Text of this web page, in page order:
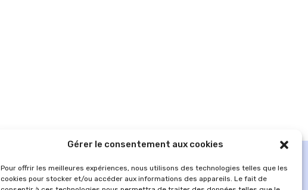
Gérer le consentement aux cookies
Pour offrir les meilleures expériences, nous utilisons des technologies telles que les
cookies pour stocker et/ou accéder aux informations des appareils. Le fait de